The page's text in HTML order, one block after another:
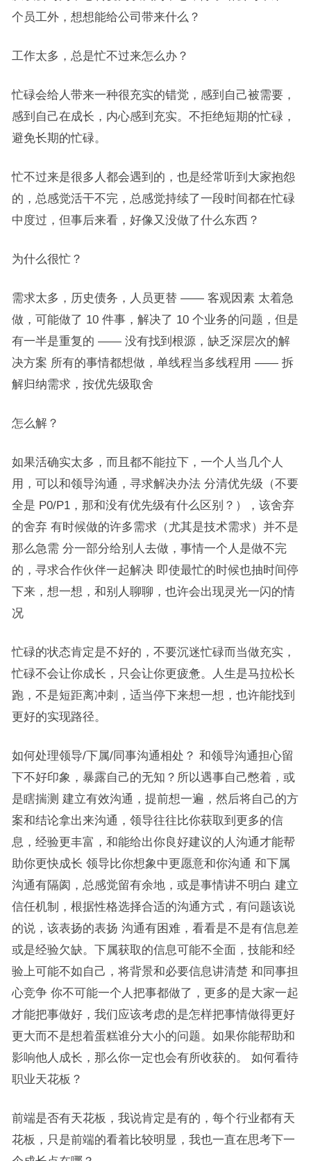
个员工外，想想能给公司带来什么？
工作太多，总是忙不过来怎么办？
忙碌会给人带来一种很充实的错觉，感到自己被需要，
感到自己在成长，内心感到充实。不拒绝短期的忙碌，
避免长期的忙碌。
忙不过来是很多人都会遇到的，也是经常听到大家抱怨
的，总感觉活干不完，总感觉持续了一段时间都在忙碌
中度过，但事后来看，好像又没做了什么东西？
为什么很忙？
需求太多，历史债务，人员更替 —— 客观因素 太着急
做，可能做了 10 件事，解决了 10 个业务的问题，但是
有一半是重复的 —— 没有找到根源，缺乏深层次的解
决方案 所有的事情都想做，单线程当多线程用 —— 拆
解归纳需求，按优先级取舍
怎么解？
如果活确实太多，而且都不能拉下，一个人当几个人
用，可以和领导沟通，寻求解决办法 分清优先级（不要
全是 P0/P1，那和没有优先级有什么区别？），该舍弃
的舍弃 有时候做的许多需求（尤其是技术需求）并不是
那么急需 分一部分给别人去做，事情一个人是做不完
的，寻求合作伙伴一起解决 即使最忙的时候也抽时间停
下来，想一想，和别人聊聊，也许会出现灵光一闪的情
况
忙碌的状态肯定是不好的，不要沉迷忙碌而当做充实，
忙碌不会让你成长，只会让你更疲惫。人生是马拉松长
跑，不是短距离冲刺，适当停下来想一想，也许能找到
更好的实现路径。
如何处理领导/下属/同事沟通相处？ 和领导沟通担心留
下不好印象，暴露自己的无知？所以遇事自己憋着，或
是瞎揣测 建立有效沟通，提前想一遍，然后将自己的方
案和结论拿出来沟通，领导往往比你获取到更多的信
息，经验更丰富，和能给出你良好建议的人沟通才能帮
助你更快成长 领导比你想象中更愿意和你沟通 和下属
沟通有隔阂，总感觉留有余地，或是事情讲不明白 建立
信任机制，根据性格选择合适的沟通方式，有问题该说
的说，该表扬的表扬 沟通有困难，看看是不是有信息差
或是经验欠缺。下属获取的信息可能不全面，技能和经
验上可能不如自己，将背景和必要信息讲清楚 和同事担
心竞争 你不可能一个人把事都做了，更多的是大家一起
才能把事做好，我们应该考虑的是怎样把事情做得更好
更大而不是想着蛋糕谁分大小的问题。如果你能帮助和
影响他人成长，那么你一定也会有所收获的。 如何看待
职业天花板？
前端是否有天花板，我说肯定是有的，每个行业都有天
花板，只是前端的看着比较明显，我也一直在思考下一